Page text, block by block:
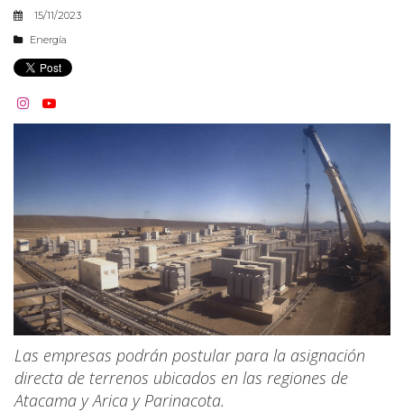
15/11/2023
Energía
 
Las empresas podrán postular para la asignación
directa de terrenos ubicados en las regiones de
Atacama y Arica y Parinacota.